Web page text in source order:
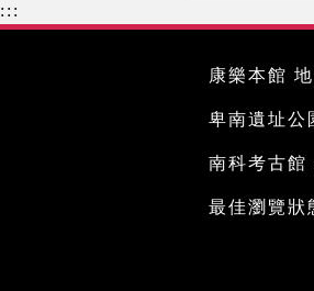
:::
康樂本館
卑南遺址公
南科考古館
最佳瀏覽